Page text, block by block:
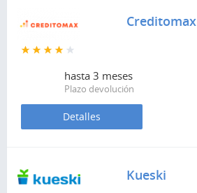
Creditomax
hasta 3 meses
Plazo devolución
Detalles
Kueski